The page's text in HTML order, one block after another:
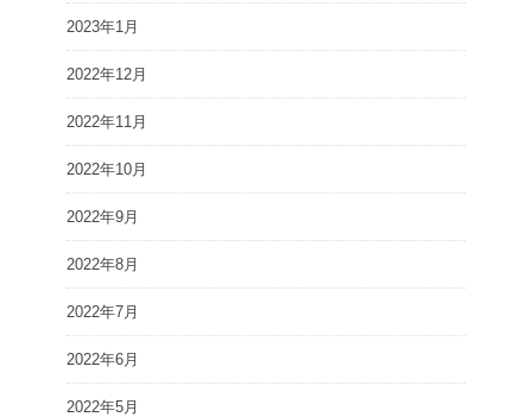
2023年1月
2022年12月
2022年11月
2022年10月
2022年9月
2022年8月
2022年7月
2022年6月
2022年5月